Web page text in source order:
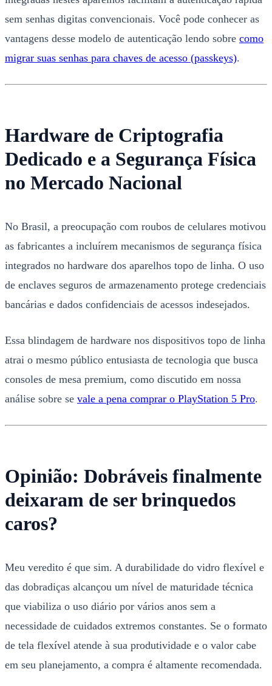
sem senhas digitas convencionais. Você pode conhecer as
vantagens desse modelo de autenticação lendo sobre como
migrar suas senhas para chaves de acesso (passkeys).
Hardware de Criptografia
Dedicado e a Segurança Física
no Mercado Nacional
No Brasil, a preocupação com roubos de celulares motivou
as fabricantes a incluírem mecanismos de segurança física
integrados no hardware dos aparelhos topo de linha. O uso
de enclaves seguros de armazenamento protege credenciais
bancárias e dados confidenciais de acessos indesejados.
Essa blindagem de hardware nos dispositivos topo de linha
atrai o mesmo público entusiasta de tecnologia que busca
consoles de mesa premium, como discutido em nossa
análise sobre se vale a pena comprar o PlayStation 5 Pro.
Opinião: Dobráveis finalmente
deixaram de ser brinquedos
caros?
Meu veredito é que sim. A durabilidade do vidro flexível e
das dobradiças alcançou um nível de maturidade técnica
que viabiliza o uso diário por vários anos sem a
necessidade de cuidados extremos constantes. Se o formato
de tela flexível atende à sua produtividade e o valor cabe
em seu planejamento, a compra é altamente recomendada.